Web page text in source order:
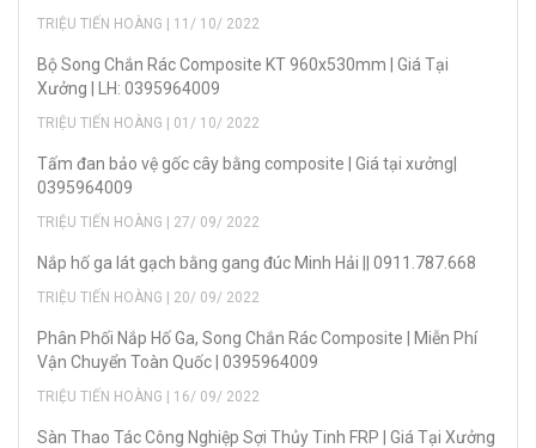
TRIỆU TIẾN HOÀNG | 11/ 10/ 2022
Bộ Song Chắn Rác Composite KT 960x530mm | Giá Tại
Xưởng | LH: 0395964009
TRIỆU TIẾN HOÀNG | 01/ 10/ 2022
Tấm đan bảo vệ gốc cây bằng composite | Giá tại xưởng|
0395964009
TRIỆU TIẾN HOÀNG | 27/ 09/ 2022
Nắp hố ga lát gạch bằng gang đúc Minh Hải || 0911.787.668
TRIỆU TIẾN HOÀNG | 20/ 09/ 2022
Phân Phối Nắp Hố Ga, Song Chắn Rác Composite | Miễn Phí
Vận Chuyển Toàn Quốc | 0395964009
TRIỆU TIẾN HOÀNG | 16/ 09/ 2022
Sàn Thao Tác Công Nghiệp Sợi Thủy Tinh FRP | Giá Tại Xưởng